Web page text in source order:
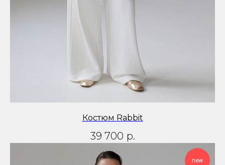
Костюм Rabbit
39 700 р.
new